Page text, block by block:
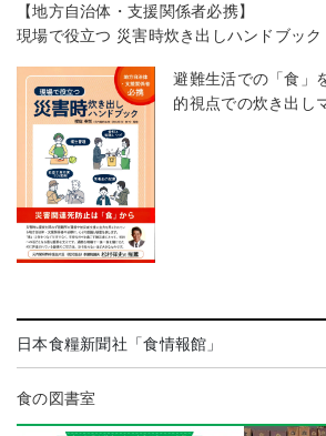
【地方自治体・支援関係者必携】
現場で役立つ 災害時炊き出しハンドブック
避難生活での「食」
的視点での炊き出し
日本食糧新聞社「食情報館」
食の図書室